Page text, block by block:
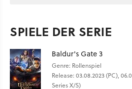
SPIELE DER SERIE
Baldur's Gate 3
Genre: Rollenspiel
Release: 03.08.2023 (PC),
Series X/S)